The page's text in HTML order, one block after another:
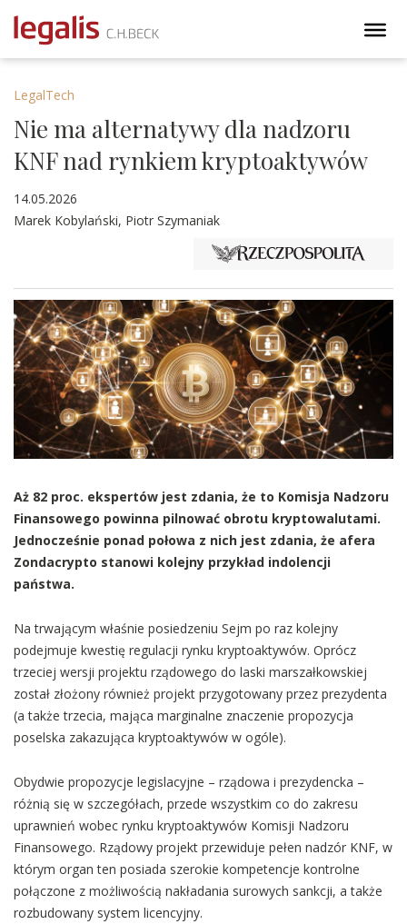
LegalTech
Nie ma alternatywy dla nadzoru
KNF nad rynkiem kryptoaktywów
14.05.2026
Marek Kobylański, Piotr Szymaniak
Aż 82 proc. ekspertów jest zdania, że to Komisja Nadzoru
Finansowego powinna pilnować obrotu kryptowalutami.
Jednocześnie ponad połowa z nich jest zdania, że afera
Zondacrypto stanowi kolejny przykład indolencji
państwa.
Na trwającym właśnie posiedzeniu Sejm po raz kolejny
podejmuje kwestię regulacji rynku kryptoaktywów. Oprócz
trzeciej wersji projektu rządowego do laski marszałkowskiej
został złożony również projekt przygotowany przez prezydenta
(a także trzecia, mająca marginalne znaczenie propozycja
poselska zakazująca kryptoaktywów w ogóle).
Obydwie propozycje legislacyjne – rządowa i prezydencka –
różnią się w szczegółach, przede wszystkim co do zakresu
uprawnień wobec rynku kryptoaktywów Komisji Nadzoru
Finansowego. Rządowy projekt przewiduje pełen nadzór KNF, w
którym organ ten posiada szerokie kompetencje kontrolne
połączone z możliwością nakładania surowych sankcji, a także
rozbudowany system licencyjny.